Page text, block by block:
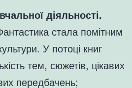
діяльності.
стала помітним
У потоці книг
тем, сюжетів, цікавих
передбачень;